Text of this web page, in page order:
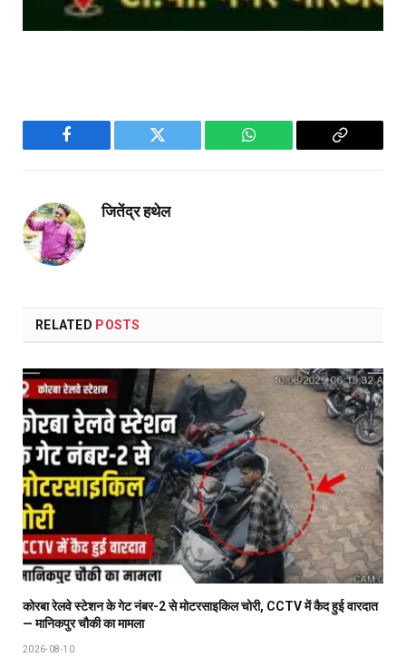
Facebook Twitter WhatsApp
Copy
जितेंद्र हथेल
RELATED POSTS
कोरबा रेलवे स्टेशन के गेट नंबर-2 से मोटरसाइकिल चोरी, CCTV में कैद हुई वारदात
— मानिकपुर चौकी का मामला
2026-08-10